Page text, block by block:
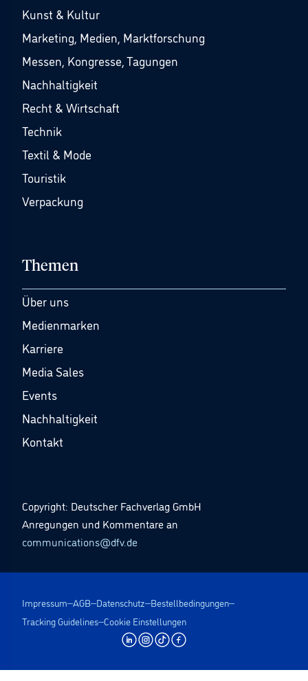
Kunst & Kultur
Marketing, Medien, Marktforschung
Messen, Kongresse, Tagungen
Nachhaltigkeit
Recht & Wirtschaft
Technik
Textil & Mode
Touristik
Verpackung
Themen
Über uns
Medienmarken
Karriere
Media Sales
Events
Nachhaltigkeit
Kontakt
Copyright: Deutscher Fachverlag GmbH
Anregungen und Kommentare an
communications@dfv.de
Impressum AGB Datenschutz Bestellbedingungen
Tracking Guidelines Cookie Einstellungen